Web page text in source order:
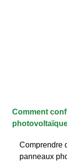
Comment
Comprendre
panneaux